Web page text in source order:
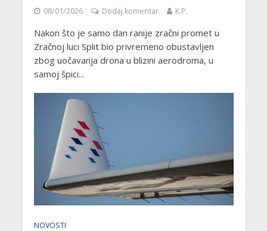
08/01/2026 Dodaj komentar K.P.
Nakon što je samo dan ranije zračni promet u
Zračnoj luci Split bio privremeno obustavljen
zbog uočavanja drona u blizini aerodroma, u
samoj špici...
NOVOSTI